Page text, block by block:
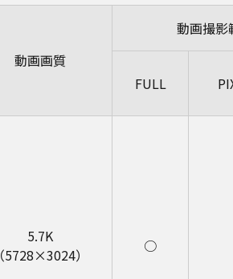
動画画質
動画撮影
FULL
5.7K
（5728×3024）
○